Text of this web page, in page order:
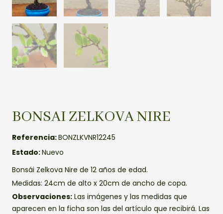
BONSAI ZELKOVA NIRE
Referencia:BONZLKVNR12245
Estado:Nuevo
Bonsái Zelkova Nire de 12 años de edad.
Medidas: 24cm de alto x 20cm de ancho de copa.
Observaciones: Las imágenes y las medidas que
aparecen en la ficha son las del artículo que recibirá. Las